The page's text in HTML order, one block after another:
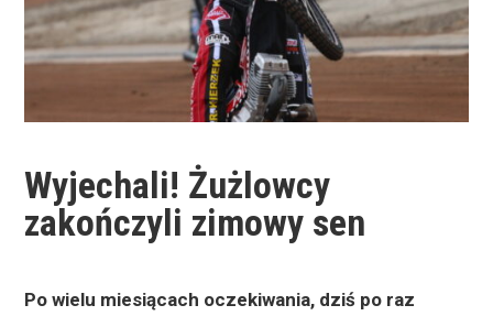
Wyjechali! Żużlowcy
zakończyli zimowy sen
Po wielu miesiącach oczekiwania, dziś po raz